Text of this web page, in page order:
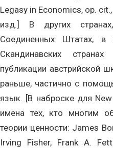
Legasy in Economics, op.
изд.] В других
Соединенных Штатах,
Скандинавских
публикации австрийской
раньше, частично с
язык. [В наброске для
имена тех, кто многим
теории ценности: James
Irving Fisher, Frank A.